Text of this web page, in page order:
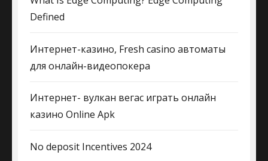
Defined
Интернет-казино, Fresh casino автоматы
для онлайн-видеопокера
Интернет- вулкан вегас играть онлайн
казино Online Apk
No deposit Incentives 2024